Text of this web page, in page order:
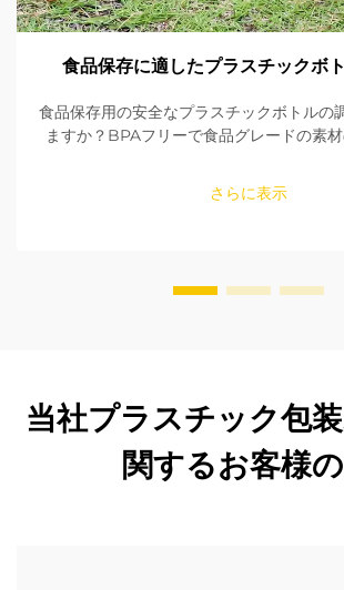
食品保存に適したプラスチックボ
食品保存用の安全なプラスチックボトルの
ますか？BPAフリーで食品グレードの素
FDAおよびEU規格への適合性を確保して
読む。
さらに表示
当社プラスチック包
関するお客様